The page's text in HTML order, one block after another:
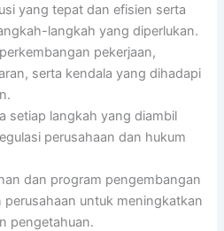
yang tepat dan efisien serta
langkah yang diperlukan.
pekerjaan,
serta kendala yang dihadapi
setiap langkah yang diambil
perusahaan dan hukum
dan program pengembangan
perusahaan untuk meningkatkan
pengetahuan.